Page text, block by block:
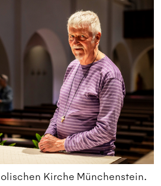
Kirche Münchenstein.